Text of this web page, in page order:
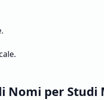
Nomi per Studi